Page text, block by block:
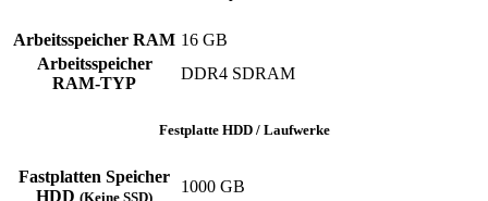
Arbeitsspeicher RAM 16 GB
Arbeitsspeicher
RAM-TYP
DDR4 SDRAM
Festplatte HDD / Laufwerke
Fastplatten Speicher
HDD (Keine SSD)
1000 GB